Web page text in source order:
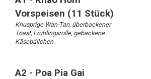
Vorspeisen (11 Stück)
Knusprige Wan-Tan, überbackener
Toast, Frühlingsrolle, gebackene
Käsebällchen.
A2 - Poa Pia Gai